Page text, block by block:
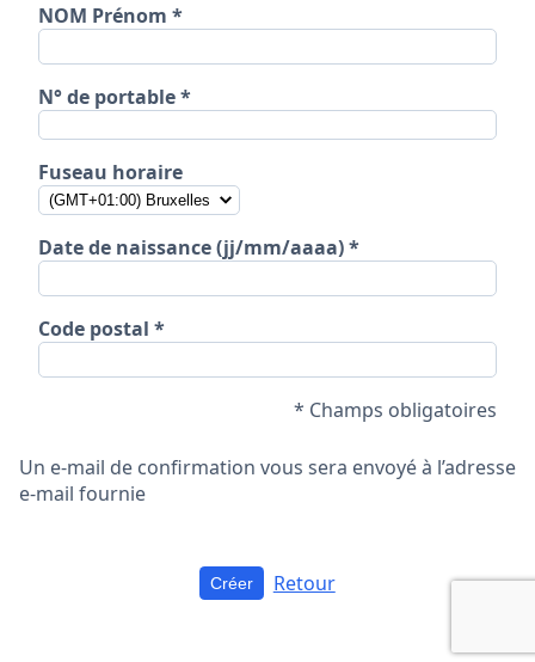
NOM Prénom
N° de portable
Fuseau horaire
Date de naissance (jj/mm/aaaa)
Code postal
* Champs obligatoires
Un e-mail de confirmation vous sera envoyé à l’adresse
e-mail fournie
Retour